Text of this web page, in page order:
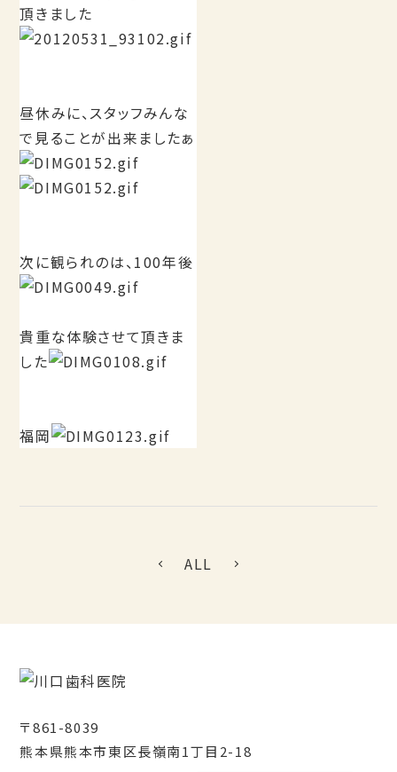
頂きました
昼休みに、スタッフみんな
で見ることが出来ましたぁ
次に観られのは、100年後
貴重な体験させて頂きま
した
福岡
ALL
〒861-8039
熊本県熊本市東区長嶺南1丁目2-18